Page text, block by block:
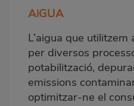
AiGUA
L’aigua que
per diversos
potabilització,
emissions
optimitzar-ne el